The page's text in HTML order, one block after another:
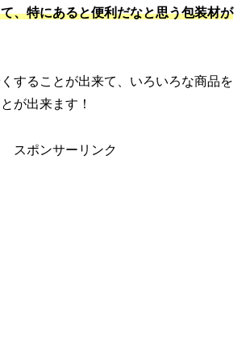
、特にあると便利だなと思う包装材が
することが出来て、いろいろな商品を
が出来ます！
スポンサーリンク